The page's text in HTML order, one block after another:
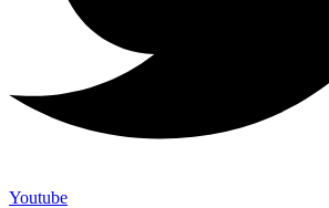
Youtube